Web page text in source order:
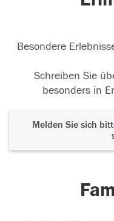
Besondere
Schreiben Sie
besonders in
Melden Sie sich